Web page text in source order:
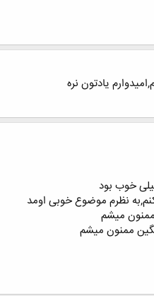
یادتون نره
خوب بود
نظرم موضوع خوبی اومد
ممنون میشم
ممنون میشم